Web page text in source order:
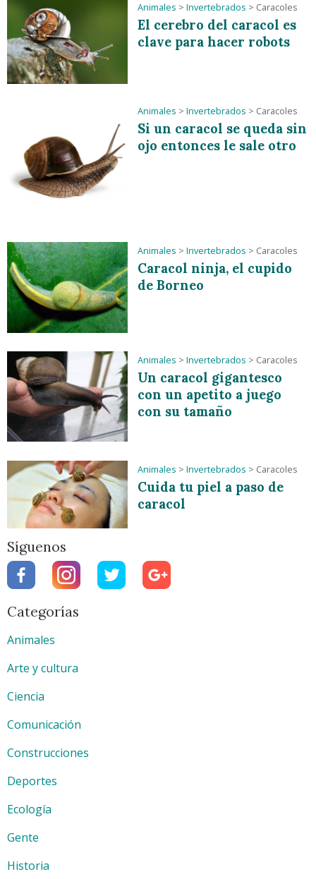
Animales > Invertebrados > Caracoles
El cerebro del caracol es
clave para hacer robots
Animales > Invertebrados > Caracoles
Si un caracol se queda sin
ojo entonces le sale otro
Animales > Invertebrados > Caracoles
Caracol ninja, el cupido
de Borneo
Animales > Invertebrados > Caracoles
Un caracol gigantesco
con un apetito a juego
con su tamaño
Animales > Invertebrados > Caracoles
Cuida tu piel a paso de
caracol
Síguenos
Categorías
Animales
Arte y cultura
Ciencia
Comunicación
Construcciones
Deportes
Ecología
Gente
Historia